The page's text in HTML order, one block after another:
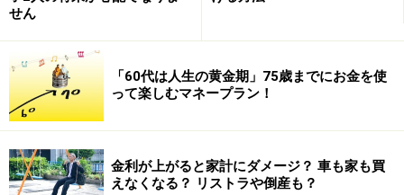
せん
「60代は人生の黄金期」75歳までにお金を使
って楽しむマネープラン！
金利が上がると家計にダメージ？ 車も家も買
えなくなる？ リストラや倒産も？